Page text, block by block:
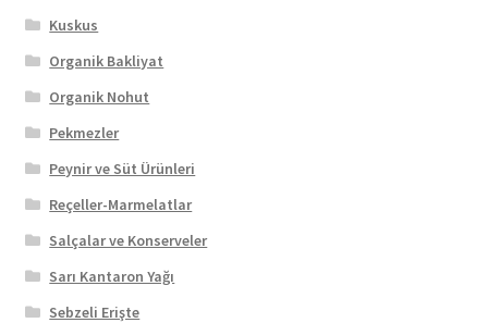
Kuskus
Organik Bakliyat
Organik Nohut
Pekmezler
Peynir ve Süt Ürünleri
Reçeller-Marmelatlar
Salçalar ve Konserveler
Sarı Kantaron Yağı
Sebzeli Erişte